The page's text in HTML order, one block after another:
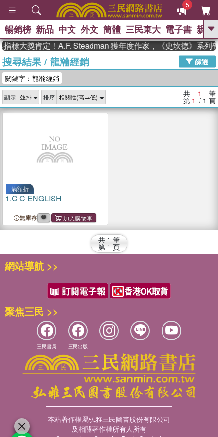
5
GO
高希均教授回憶錄
、 The Odyssey 、 父親節 、 如果歷
獎 臺灣漫遊錄 、 方念華 、 台灣的李
登輝時代
數學女孩：黎曼猜想 、
偉大的迷走神經
暢銷榜 新品 中文 外文 簡體 三民東大 電子書 親子
標大獎肯定！A.F. Steadman 獲年度作家，《史坎德》系列
搜尋結果/ 龍瀚經銷
篩選
關鍵字：龍瀚經銷
顯示 排序 共 1 筆
第 1 / 1 頁
滿額折
1.C C ENGLISH
無庫存
共 1 筆
第 1 頁
網站導航 >>
聚焦三民 >>
三民書局 三民出版
本站著作權屬弘雅三民圖書股份有限公司
及相關著作權所有人所有